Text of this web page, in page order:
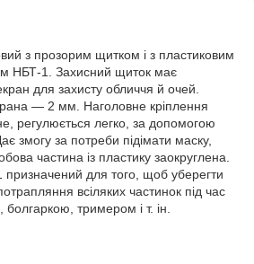
з прозорим щитком і з пластиковим
НБТ-1. Захисний щиток має
для захисту обличчя й очей.
— 2 мм. Наголовне кріплення
регулюється легко, за допомогою
змогу за потреби підімати маску,
частина із пластику заокруглена.
для того, щоб уберегти
всіляких частинок під час
тримером і т. ін.